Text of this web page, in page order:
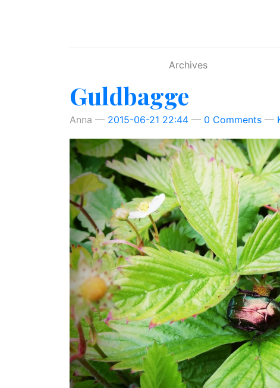
Archives
Guldbagge
Anna 2015-06-21 22:44 0 Comments